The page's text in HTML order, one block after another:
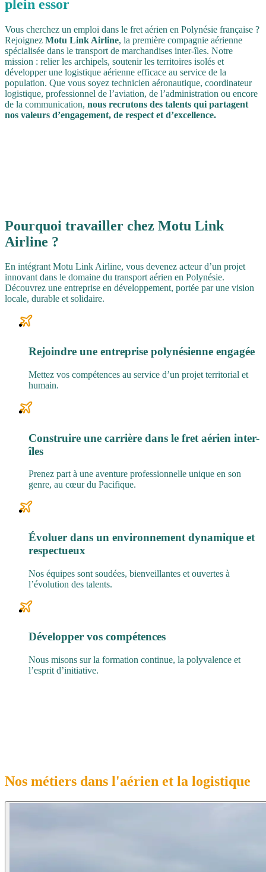
plein essor
Vous cherchez un emploi dans le fret aérien en Polynésie française ?
Rejoignez Motu Link Airline, la première compagnie aérienne
spécialisée dans le transport de marchandises inter-îles. Notre
mission : relier les archipels, soutenir les territoires isolés et
développer une logistique aérienne efficace au service de la
population. Que vous soyez technicien aéronautique, coordinateur
logistique, professionnel de l’aviation, de l’administration ou encore
de la communication, nous recrutons des talents qui partagent
nos valeurs d’engagement, de respect et d’excellence.
Pourquoi travailler chez Motu Link
Airline ?
En intégrant Motu Link Airline, vous devenez acteur d’un projet
innovant dans le domaine du transport aérien en Polynésie.
Découvrez une entreprise en développement, portée par une vision
locale, durable et solidaire.
Rejoindre une entreprise polynésienne engagée
Mettez vos compétences au service d’un projet territorial et
humain.
Construire une carrière dans le fret aérien inter-
îles
Prenez part à une aventure professionnelle unique en son
genre, au cœur du Pacifique.
Évoluer dans un environnement dynamique et
respectueux
Nos équipes sont soudées, bienveillantes et ouvertes à
l’évolution des talents.
Développer vos compétences
Nous misons sur la formation continue, la polyvalence et
l’esprit d’initiative.
Nos métiers dans l'aérien et la logistique